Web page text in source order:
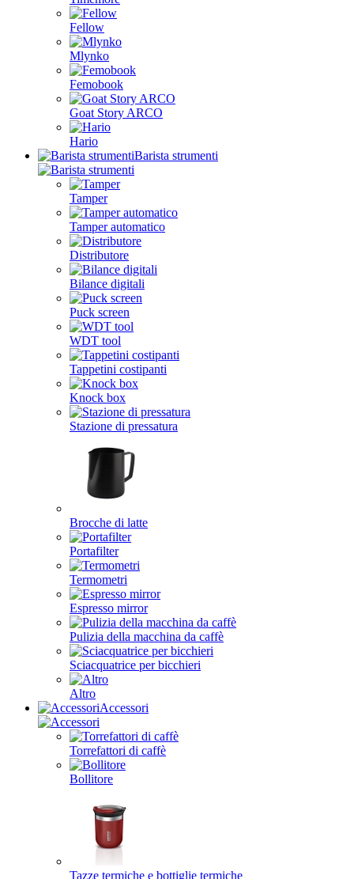
Fellow
Mlynko
Femobook
Goat Story ARCO
Hario
Barista strumenti
Tamper
Tamper automatico
Distributore
Bilance digitali
Puck screen
WDT tool
Tappetini costipanti
Knock box
Stazione di pressatura
Brocche di latte
Portafilter
Termometri
Espresso mirror
Pulizia della macchina da caffè
Sciacquatrice per bicchieri
Altro
Accessori
Torrefattori di caffè
Bollitore
Tazze termiche e bottiglie termiche